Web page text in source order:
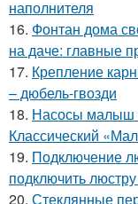
наполнителя
16. Фонтан дома
на даче: главные
17. Крепление
– дюбель-гвозди
18. Насосы малыш
Классический
19. Подключение
подключить
20. Стеклянные